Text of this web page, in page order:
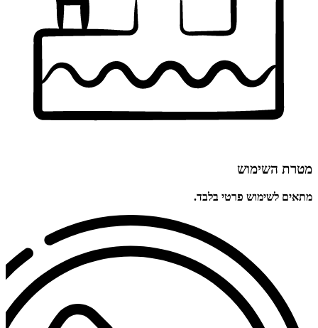
מטרת השימוש
מתאים לשימוש פרטי בלבד.